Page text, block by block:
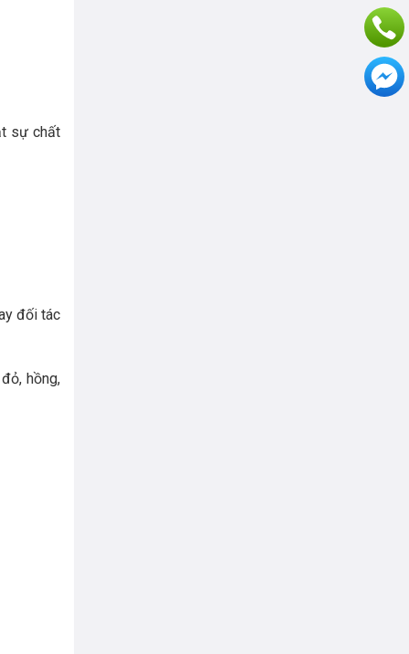
sự chất
đối tác
hồng,